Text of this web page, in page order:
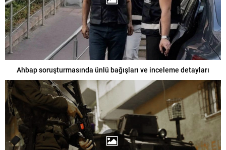
Ahbap soruşturmasında ünlü bağışları ve inceleme detayları